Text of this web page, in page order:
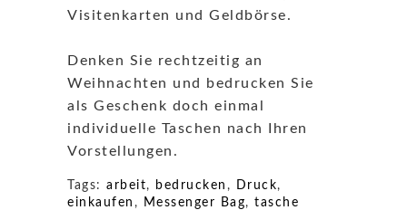
Visitenkarten und Geldbörse.
Denken Sie rechtzeitig an
Weihnachten und bedrucken Sie
als Geschenk doch einmal
individuelle Taschen nach Ihren
Vorstellungen.
Tags: arbeit, bedrucken , Druck,
einkaufen , Messenger Bag, tasche